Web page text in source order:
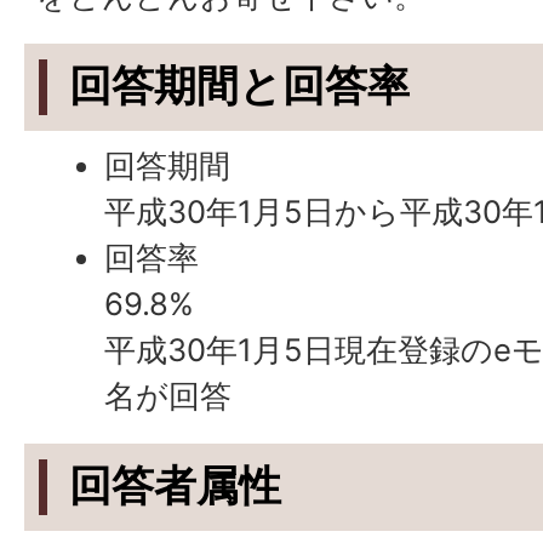
回答期間と回答率
回答期間
平成30年1月5日から平成30年
回答率
69.8%
平成30年1月5日現在登録のe
名が回答
回答者属性